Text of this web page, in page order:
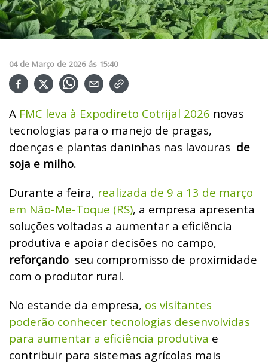
04 de Março de 2026 ás 15:40
A FMC leva à Expodireto Cotrijal 2026 novas
tecnologias para o manejo de pragas,
doenças e plantas daninhas nas lavouras de
soja e milho.
Durante a feira, realizada de 9 a 13 de março
em Não-Me-Toque (RS), a empresa apresenta
soluções voltadas a aumentar a eficiência
produtiva e apoiar decisões no campo,
reforçando seu compromisso de proximidade
com o produtor rural.
No estande da empresa, os visitantes
poderão conhecer tecnologias desenvolvidas
para aumentar a eficiência produtiva e
contribuir para sistemas agrícolas mais